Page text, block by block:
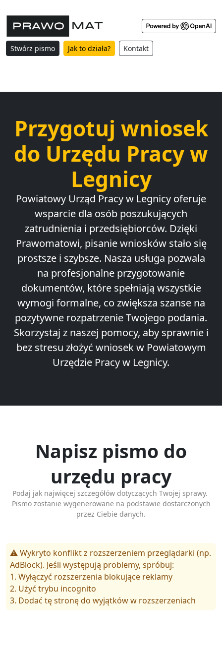
Stwórz pismo Jak to działa? Kontakt
Przygotuj wniosek
do Urzędu Pracy w
Legnicy
Powiatowy Urząd Pracy w Legnicy oferuje
wsparcie dla osób poszukujących
zatrudnienia i przedsiębiorców. Dzięki
Prawomatowi, pisanie wniosków stało się
prostsze i szybsze. Nasza usługa pozwala
na profesjonalne przygotowanie
dokumentów, które spełniają wszystkie
wymogi formalne, co zwiększa szanse na
pozytywne rozpatrzenie Twojego podania.
Skorzystaj z naszej pomocy, aby sprawnie i
bez stresu złożyć wniosek w Powiatowym
Urzędzie Pracy w Legnicy.
Napisz pismo do
urzędu pracy
Podaj jak najwięcej szczegółów dotyczących Twojej sprawy.
Pismo zostanie wygenerowane na podstawie dostarczonych
przez Ciebie danych.
⚠️ Wykryto konflikt z rozszerzeniem przeglądarki (np.
AdBlock). Jeśli występują problemy, spróbuj:
1. Wyłączyć rozszerzenia blokujące reklamy
2. Użyć trybu incognito
3. Dodać tę stronę do wyjątków w rozszerzeniach